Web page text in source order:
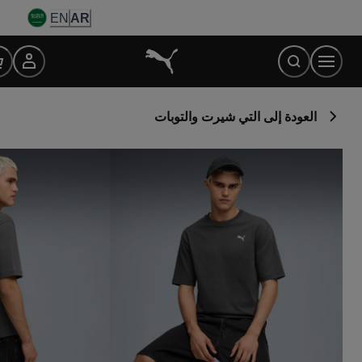
Content
AR
EN
العودة إلى التي شيرت والتوبات